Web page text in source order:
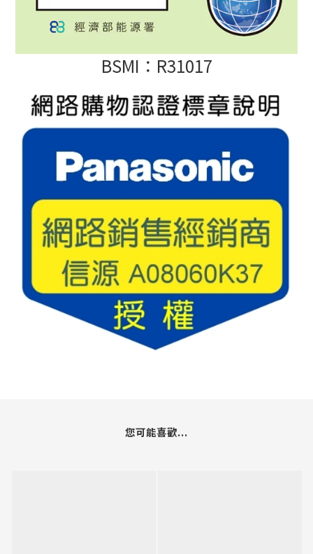
BSMI：R31017
您可能喜歡...